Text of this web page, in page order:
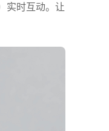
实时互动。让